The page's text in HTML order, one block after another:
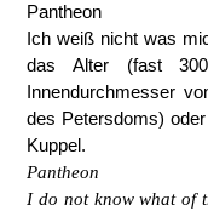
Pantheon
Ich weiß nicht was
das Alter (fast
Innendurchmesser
des Petersdoms)
Kuppel.
Pantheon
I do not know what of